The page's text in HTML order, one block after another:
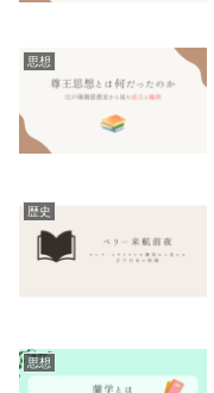
思想
歴史
思想